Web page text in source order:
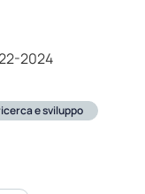
2024
e sviluppo